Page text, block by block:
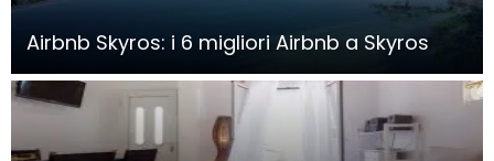
Airbnb Skyros: i 6 migliori Airbnb a Skyros